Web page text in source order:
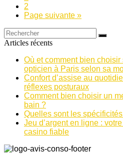
2
Page suivante »
Articles récents
Où et comment bien
opticien à Paris selon sa
Confort d’assise au
réflexes posturaux
Comment bien choisir un
bain ?
Quelles sont les
Jeu d’argent en ligne :
casino fiable